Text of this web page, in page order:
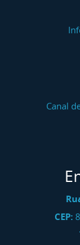
Canal
CEP: